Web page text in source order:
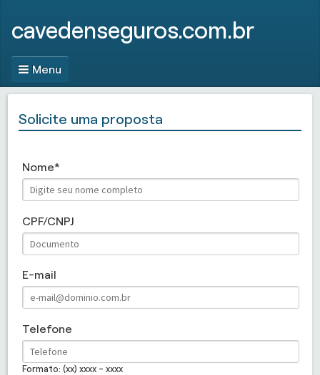
cavedenseguros.com.br
Menu
Solicite uma proposta
Nome
CPF/CNPJ
E-mail
Telefone
Formato: (xx) xxxx - xxxx